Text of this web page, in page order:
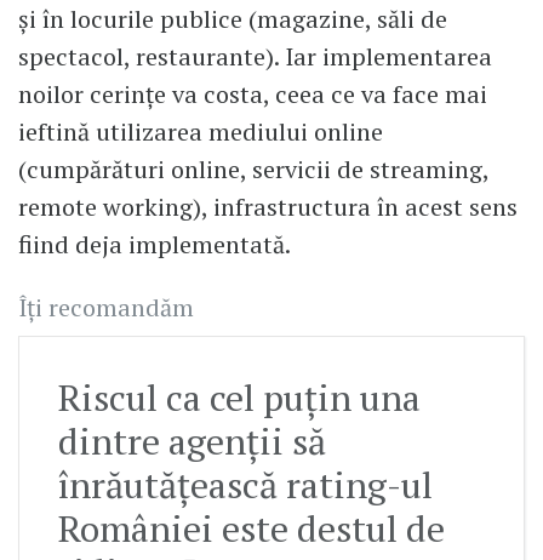
și în locurile publice (magazine, săli de
spectacol, restaurante). Iar implementarea
noilor cerințe va costa, ceea ce va face mai
ieftină utilizarea mediului online
(cumpărături online, servicii de streaming,
remote working), infrastructura în acest sens
fiind deja implementată.
Îți recomandăm
Riscul ca cel puțin una
dintre agenții să
înrăutățească rating-ul
României este destul de